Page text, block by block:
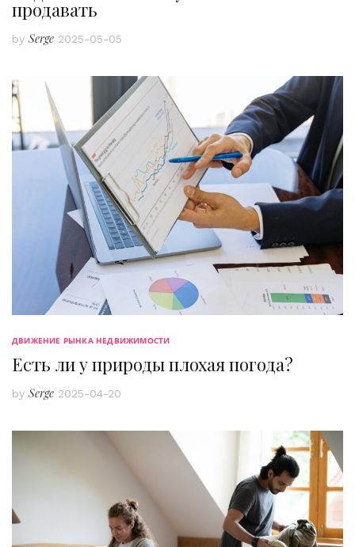
продавать
by Serge 2025-05-05
ДВИЖЕНИЕ РЫНКА НЕДВИЖИМОСТИ
Есть ли у природы плохая погода?
by Serge 2025-04-20